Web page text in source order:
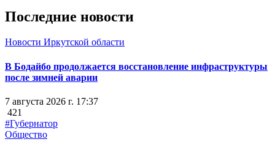
Последние новости
Новости Иркутской области
В Бодайбо продолжается восстановление инфраструктуры
после зимней аварии
7 августа 2026 г. 17:37
421
#Губернатор
Общество